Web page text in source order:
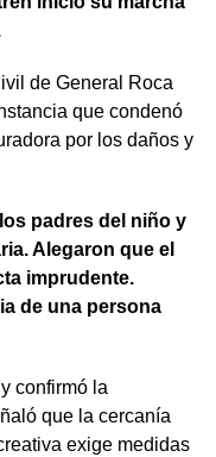
de General Roca
que condenó
por los daños y
padres del niño y
Alegaron que el
imprudente.
de una persona
confirmó la
que la cercanía
exige medidas